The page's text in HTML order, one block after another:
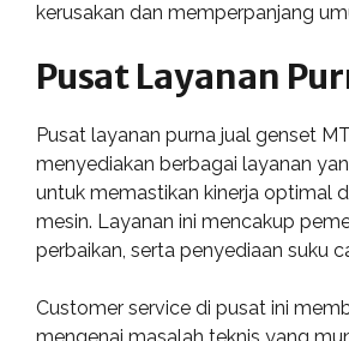
kerusakan dan memperpanjang
Pusat Layanan
Pusat layanan purna jual genset
menyediakan berbagai layanan
untuk memastikan kinerja optimal
mesin. Layanan ini mencakup
perbaikan, serta penyediaan suku
Customer service di pusat ini